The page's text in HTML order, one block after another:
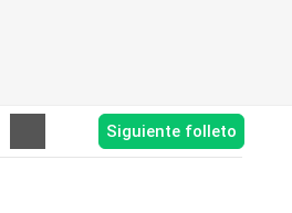
Siguiente folleto